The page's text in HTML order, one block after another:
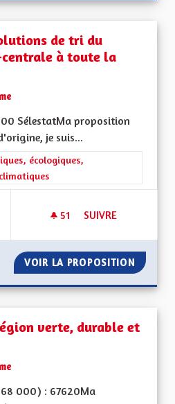
de tri du
centrale à toute la
SélestatMa proposition
je suis...
catégorie : Les transitions
écologiques,
51 51 ABONNÉS
SUIVRE
VOIR LA PROPOSITION
verte, durable et
000) : 67620Ma